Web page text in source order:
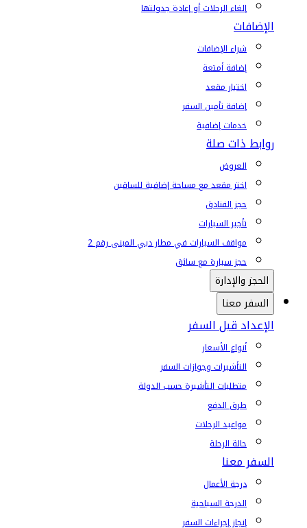
إلغاء الرحلات أو إعادة جدولتها
الإضافات
شراء الإضافات
إضافة أمتعة
اختيار مقعد
إضافة تأمين السفر
خدمات إضافية
روابط ذات صلة
العروض
اختر مقعد مع مساحة إضافية للساقين
حجز الفنادق
تأجير السيارات
مواقف السيارات في مطار دبي المبنى رقم 2
حجز سيارة مع سائق
الحجز والإدارة
السفر معنا
الإعداد قبل السفر
أنواع الأسعار
التأشيرات وجوازات السفر
متطلبات التأشيرة حسب الدولة
طرق الدفع
مواعيد الرحلات
حالة الرحلة
السفر معنا
درجة الأعمال
الدرجة السياحية
إنجاز إجراءات السفر